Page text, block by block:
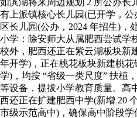
如滨湖将来周边规划 2 所公办长
有上派镇核心长儿园(已开学，
区长儿园(公办，2024 年招生)，
小学：除安师大从属肥西尝试学
校外，肥西还正在紫云湖板块新
年开学)，正在桃花板块新建桃
学)，均按 “省级一类尺度” 扶植
等设备，提拔小学教育质量。高
西还正在扩建肥西中学(新增 20
市级示范高中)，确保高中阶段